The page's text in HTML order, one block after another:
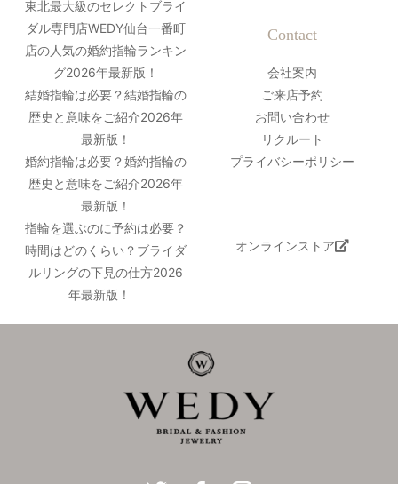
東北最大級のセレクトブライ
ダル専門店WEDY仙台一番町
店の人気の婚約指輪ランキン
グ2026年最新版！
結婚指輪は必要？結婚指輪の
歴史と意味をご紹介2026年
最新版！
婚約指輪は必要？婚約指輪の
歴史と意味をご紹介2026年
最新版！
指輪を選ぶのに予約は必要？
時間はどのくらい？ブライダ
ルリングの下見の仕方2026
年最新版！
Contact
会社案内
ご来店予約
お問い合わせ
リクルート
プライバシーポリシー
オンラインストア